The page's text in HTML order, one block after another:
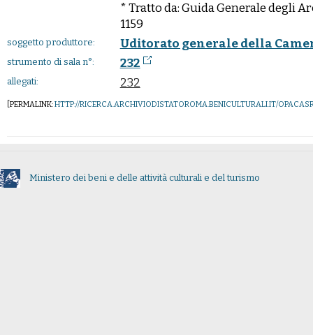
* Tratto da: Guida Generale degli
1159
soggetto produttore: Uditorato generale della
strumento di sala n°: 232
allegati: 232
[PERMALINK:HTTP://RICERCA.ARCHIVIODISTATOROMA.BENICULTURALI.IT/
Ministero dei beni e delle attività culturali e del turismo